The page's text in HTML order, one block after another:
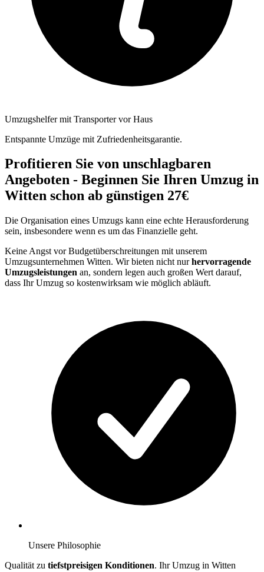
Umzugshelfer mit Transporter vor Haus
Entspannte Umzüge mit Zufriedenheitsgarantie.
Profitieren Sie von unschlagbaren
Angeboten - Beginnen Sie Ihren Umzug in
Witten schon ab günstigen 27€
Die Organisation eines Umzugs kann eine echte Herausforderung
sein, insbesondere wenn es um das Finanzielle geht.
Keine Angst vor Budgetüberschreitungen mit unserem
Umzugsunternehmen Witten. Wir bieten nicht nurhervorragende
Umzugsleistungen an, sondern legen auch großen Wert darauf,
dass Ihr Umzug so kostenwirksam wie möglich abläuft.
Unsere Philosophie
Qualität zu tiefstpreisigen Konditionen. Ihr Umzug in Witten